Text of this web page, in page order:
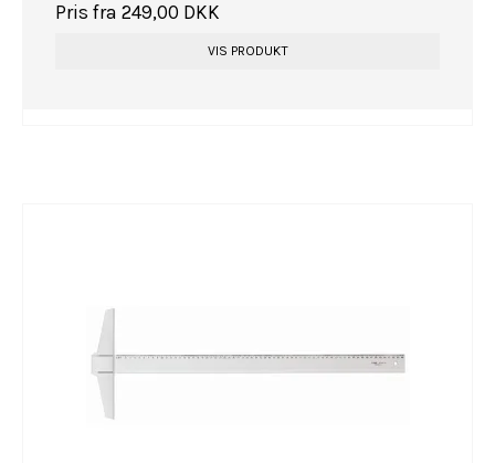
Pris fra 249,00 DKK
VIS PRODUKT